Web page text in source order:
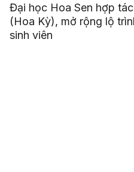
Đại học Hoa Sen hợp
(Hoa Kỳ), mở rộng lộ
sinh viên